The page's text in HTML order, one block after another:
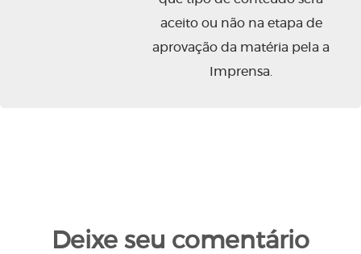
aceito ou não na etapa de
aprovação da matéria pela a
Imprensa.
Deixe seu comentário